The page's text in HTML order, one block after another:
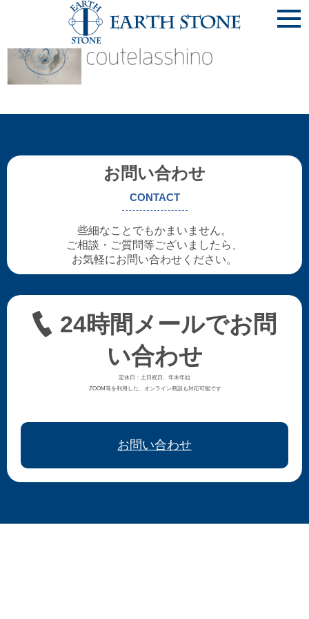
お問い合わせ
CONTACT
些細なことでもかまいません。
ご相談・ご質問等ございましたら、
お気軽にお問い合わせください。
24時間メールでお問
い合わせ
定休日：土日祝日、年末年始
ZOOM等を利用した、オンライン商談も対応可能です
お問い合わせ